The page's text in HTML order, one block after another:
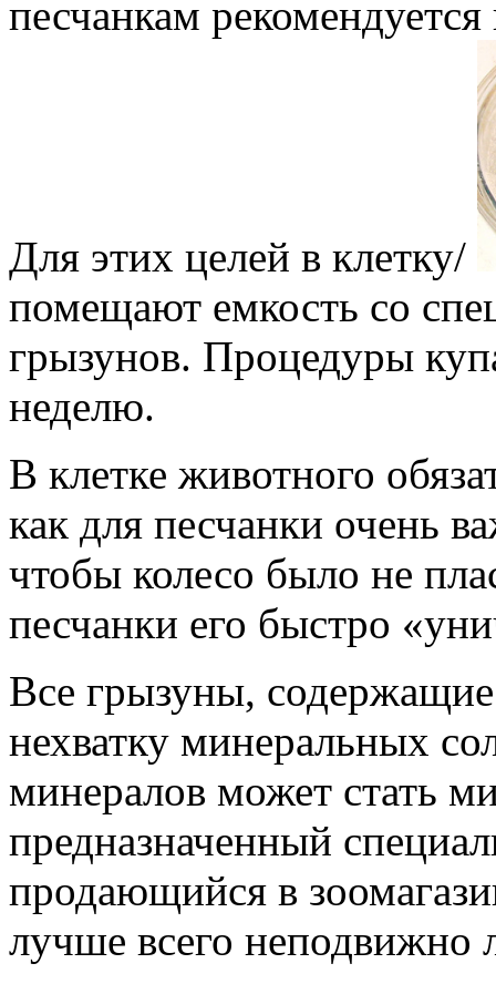
песчанкам
Для этих целей в клетку/
помещают емкость со
грызунов. Процедуры
неделю.
В клетке животного
как для песчанки очень
чтобы колесо было не
песчанки его быстро
Все грызуны,
нехватку минеральных
минералов может стать
предназначенный
продающийся в
лучше всего неподвижно